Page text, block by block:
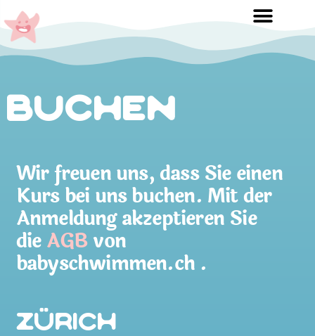
Buchen
Wir freuen uns, dass Sie einen
Kurs bei uns buchen. Mit der
Anmeldung akzeptieren Sie
dieAGBvon
babyschwimmen.ch .
Zürich